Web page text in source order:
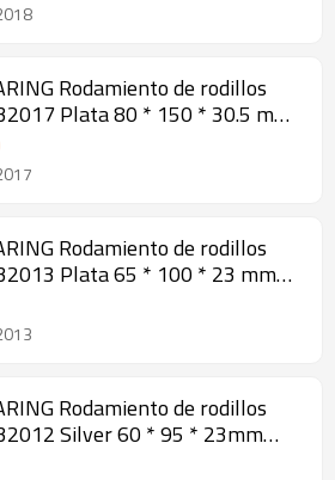
Rodamiento de rodillos
Plata 80 * 150 * 30.5 mm
GCR15
Rodamiento de rodillos
Plata 65 * 100 * 23 mm
GCR15
Rodamiento de rodillos
Silver 60 * 95 * 23mm
GCR15